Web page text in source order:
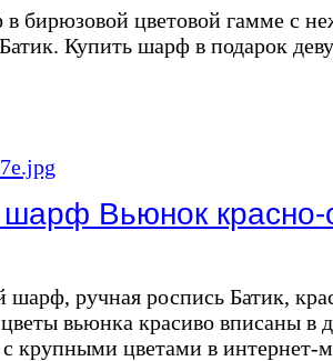
бирюзовой цветовой гамме с
Купить шарф в подарок
Вьюнок
ручная роспись Батик,
вьюнка красиво вписаны в
крупными цветами в интернет-